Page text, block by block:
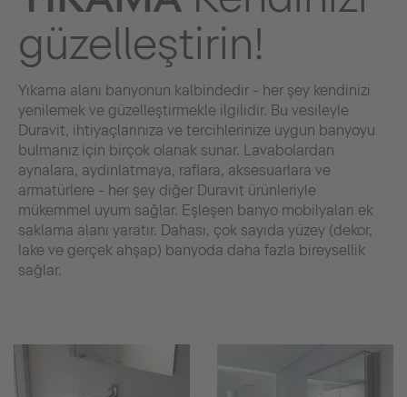
güzelleştirin!
Yıkama alanı banyonun kalbindedir - her şey kendinizi
yenilemek ve güzelleştirmekle ilgilidir. Bu vesileyle
Duravit, ihtiyaçlarınıza ve tercihlerinize uygun banyoyu
bulmanız için birçok olanak sunar. Lavabolardan
aynalara, aydınlatmaya, raflara, aksesuarlara ve
armatürlere - her şey diğer Duravit ürünleriyle
mükemmel uyum sağlar. Eşleşen banyo mobilyaları ek
saklama alanı yaratır. Dahası, çok sayıda yüzey (dekor,
lake ve gerçek ahşap) banyoda daha fazla bireysellik
sağlar.